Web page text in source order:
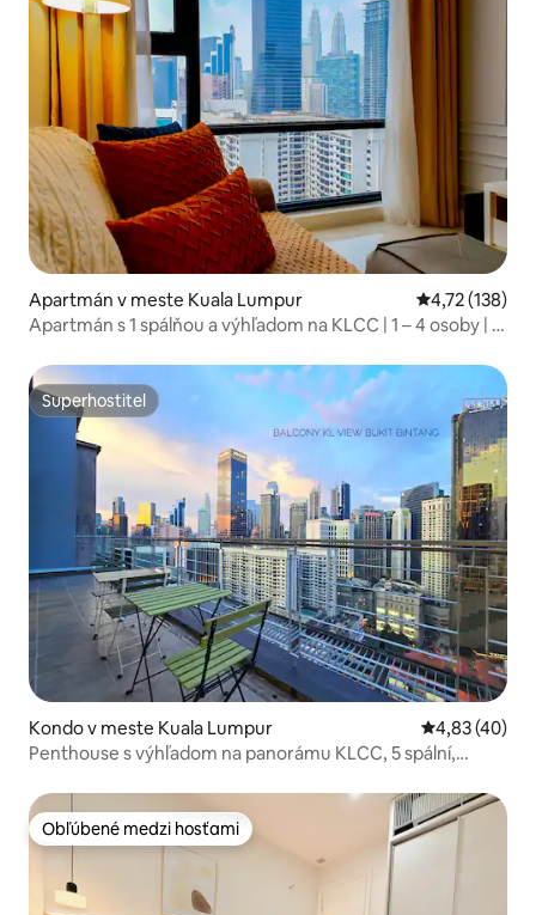
Apartmán v meste Kuala Lumpur Priemerné
4,72 (138)
Apartmán s 1 spálňou a výhľadom na KLCC | 1 – 4 osoby | 5
Superhostiteľ
Superhostiteľ
Kondo v meste Kuala Lumpur Priemerné
4,83 (40)
Penthouse s výhľadom na panorámu KLCC, 5 spální,
Obľúbené medzi hosťami
Obľúbené medzi hosťami